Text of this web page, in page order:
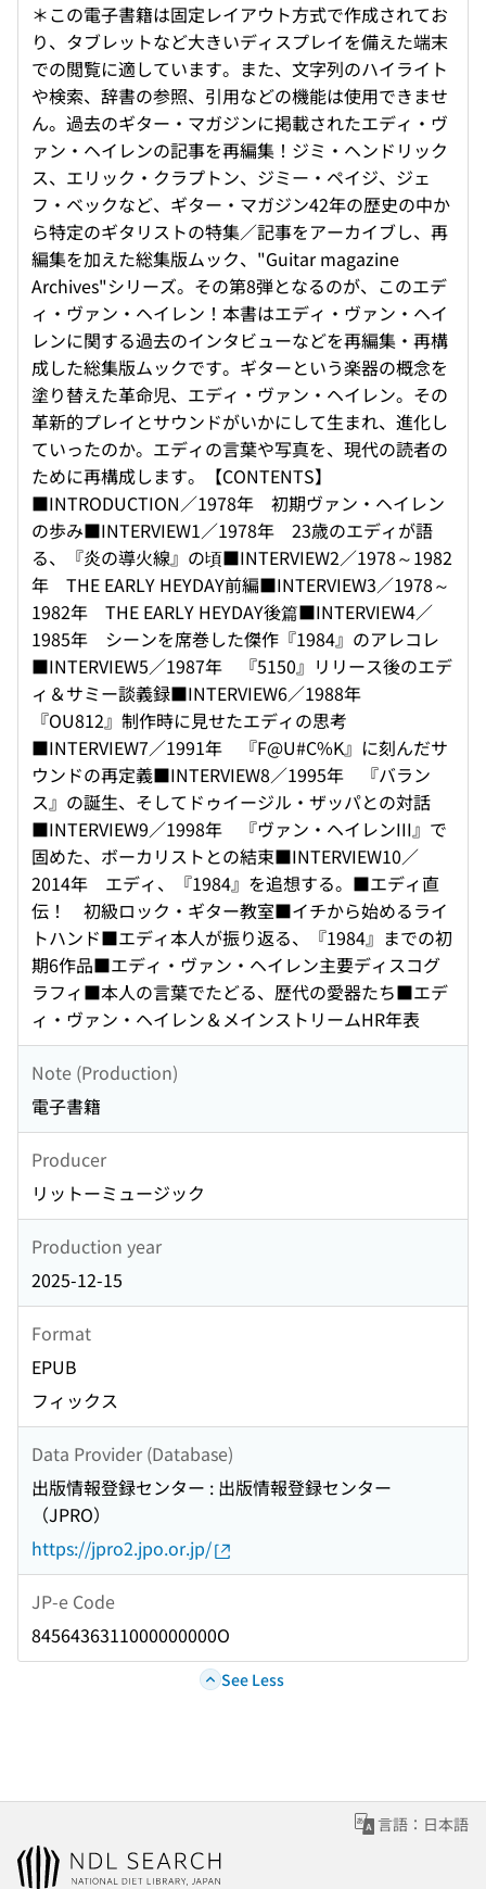
＊この電子書籍は固定レイアウト方式で作成されてお
り、タブレットなど大きいディスプレイを備えた端末
での閲覧に適しています。また、文字列のハイライト
や検索、辞書の参照、引用などの機能は使用できませ
ん。過去のギター・マガジンに掲載されたエディ・ヴ
ァン・ヘイレンの記事を再編集！ジミ・ヘンドリック
ス、エリック・クラプトン、ジミー・ペイジ、ジェ
フ・ベックなど、ギター・マガジン42年の歴史の中か
ら特定のギタリストの特集／記事をアーカイブし、再
編集を加えた総集版ムック、"Guitar magazine
Archives"シリーズ。その第8弾となるのが、このエデ
ィ・ヴァン・ヘイレン！本書はエディ・ヴァン・ヘイ
レンに関する過去のインタビューなどを再編集・再構
成した総集版ムックです。ギターという楽器の概念を
塗り替えた革命児、エディ・ヴァン・ヘイレン。その
革新的プレイとサウンドがいかにして生まれ、進化し
ていったのか。エディの言葉や写真を、現代の読者の
ために再構成します。【CONTENTS】
■INTRODUCTION／1978年 初期ヴァン・ヘイレン
の歩み■INTERVIEW1／1978年 23歳のエディが語
る、『炎の導火線』の頃■INTERVIEW2／1978～1982
年 THE EARLY HEYDAY前編■INTERVIEW3／1978～
1982年 THE EARLY HEYDAY後篇■INTERVIEW4／
1985年 シーンを席巻した傑作『1984』のアレコレ
■INTERVIEW5／1987年 『5150』リリース後のエデ
ィ＆サミー談義録■INTERVIEW6／1988年
『OU812』制作時に見せたエディの思考
■INTERVIEW7／1991年 『F@U#C%K』に刻んだサ
ウンドの再定義■INTERVIEW8／1995年 『バラン
ス』の誕生、そしてドゥイージル・ザッパとの対話
■INTERVIEW9／1998年 『ヴァン・ヘイレンIII』で
固めた、ボーカリストとの結束■INTERVIEW10／
2014年 エディ、『1984』を追想する。■エディ直
伝！ 初級ロック・ギター教室■イチから始めるライ
トハンド■エディ本人が振り返る、『1984』までの初
期6作品■エディ・ヴァン・ヘイレン主要ディスコグ
ラフィ■本人の言葉でたどる、歴代の愛器たち■エデ
ィ・ヴァン・ヘイレン＆メインストリームHR年表
Note (Production)
電子書籍
Producer
リットーミュージック
Production year
2025-12-15
Format
EPUB
フィックス
Data Provider (Database)
出版情報登録センター : 出版情報登録センター
（JPRO）
https://jpro2.jpo.or.jp/
JP-e Code
8456436311000000000O
See Less
言語：日本語